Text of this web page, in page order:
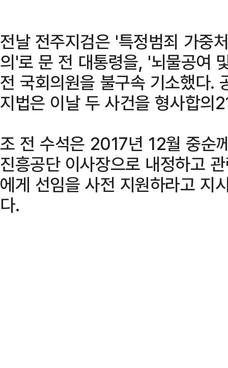
전날 전주지검은 '특정범죄 가중
의'로 문 전 대통령을, '뇌물공여
전 국회의원을 불구속 기소했다.
지법은 이날 두 사건을 형사합의
조 전 수석은 2017년 12월 중순
진흥공단 이사장으로 내정하고
에게 선임을 사전 지원하라고 지
다.